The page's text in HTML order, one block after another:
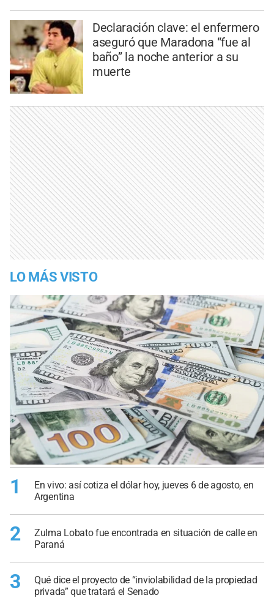
Declaración clave: el enfermero
aseguró que Maradona “fue al
baño” la noche anterior a su
muerte
LO MÁS VISTO
1
En vivo: así cotiza el dólar hoy, jueves 6 de agosto, en
Argentina
2
Zulma Lobato fue encontrada en situación de calle en
Paraná
3
Qué dice el proyecto de “inviolabilidad de la propiedad
privada” que tratará el Senado